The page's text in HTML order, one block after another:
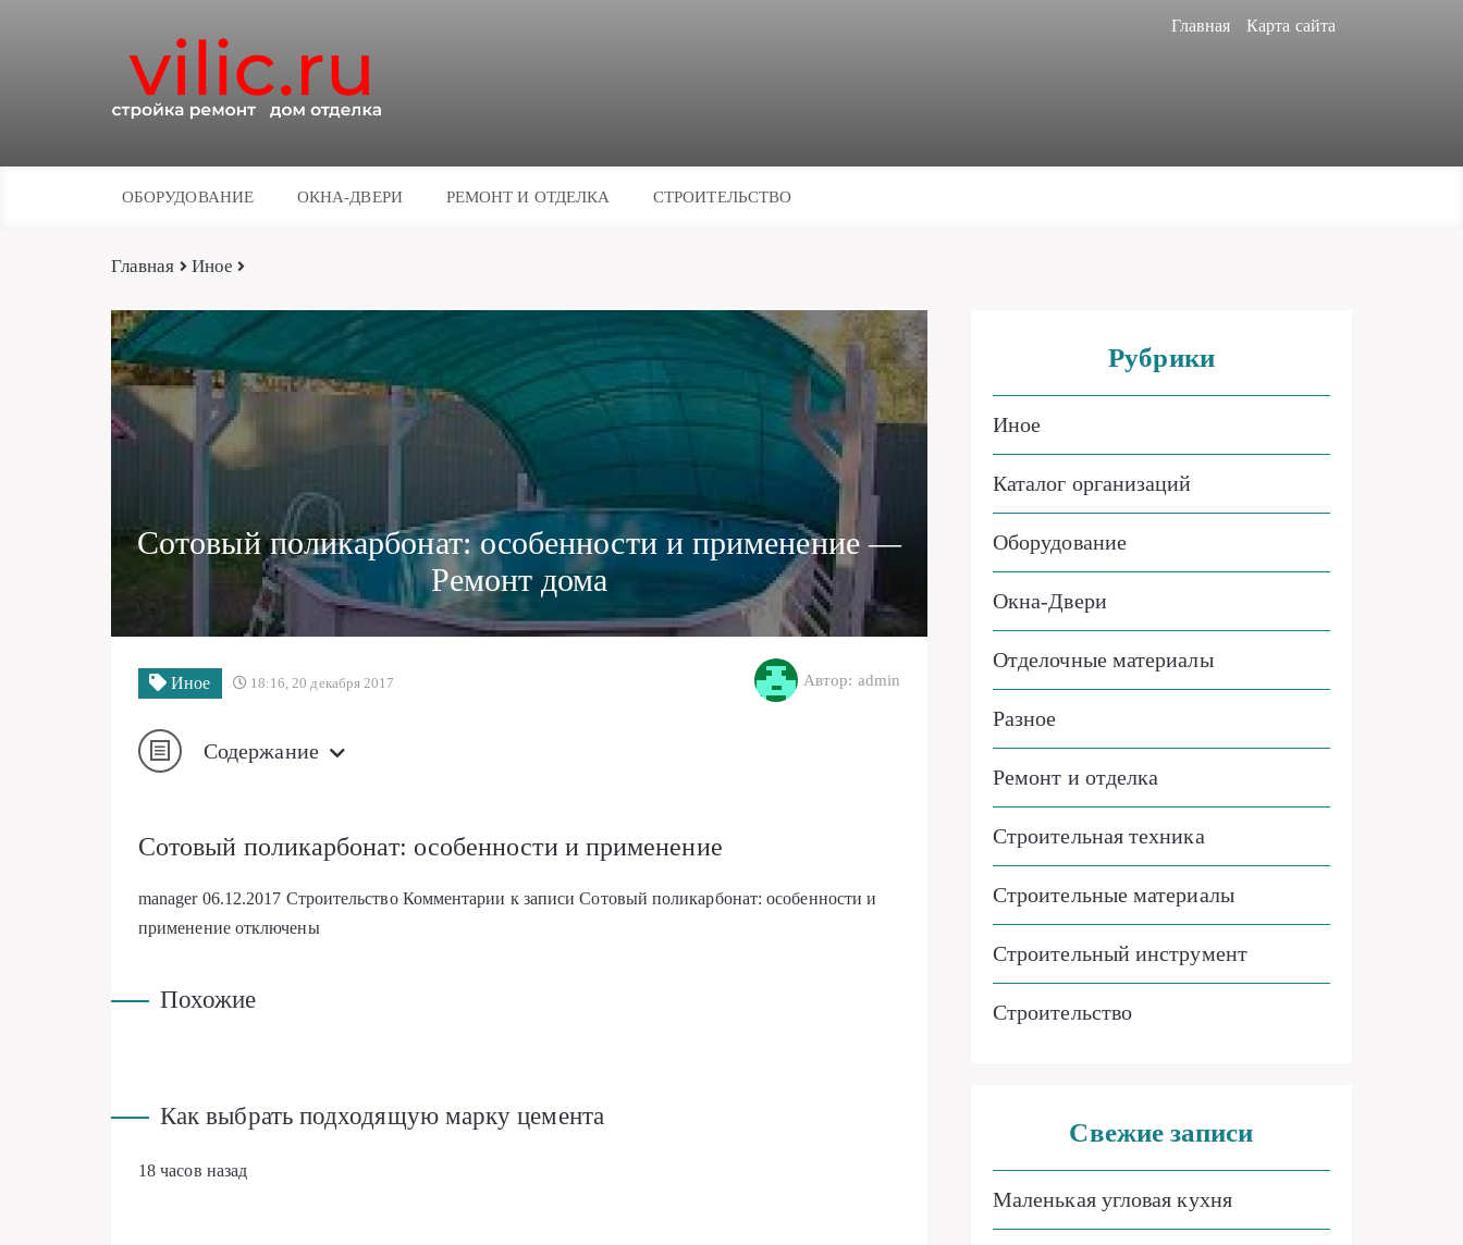
Главная Карта сайта
ОБОРУДОВАНИЕ ОКНА-ДВЕРИ РЕМОНТ И ОТДЕЛКА СТРОИТЕЛЬСТВО
Главная Иное
Сотовый поликарбонат: особенности и применение —
Ремонт дома
Иное 18:16, 20 декабря 2017 Автор: admin
Содержание
Сотовый поликарбонат: особенности и применение
manager 06.12.2017 Строительство Комментарии к записи Сотовый поликарбонат: особенности и
применениеотключены
Похожие
Как выбрать подходящую марку цемента
18 часов назад
Рубрики
Иное
Каталог организаций
Оборудование
Окна-Двери
Отделочные материалы
Разное
Ремонт и отделка
Строительная техника
Строительные материалы
Строительный инструмент
Строительство
Свежие записи
Маленькая угловая кухня